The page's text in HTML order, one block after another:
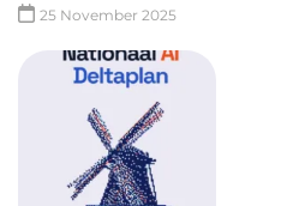
25 November 2025